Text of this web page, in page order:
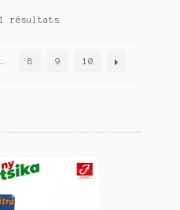
résultatsTrié
récent
8 9 10